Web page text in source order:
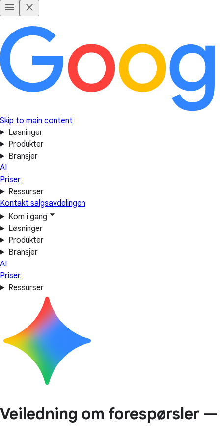
Skip to main content
Løsninger
Produkter
Bransjer
AI
Priser
Ressurser
Kontakt salgsavdelingen
Kom i gang
Løsninger
Produkter
Bransjer
AI
Priser
Ressurser
Veiledning om forespørsler —